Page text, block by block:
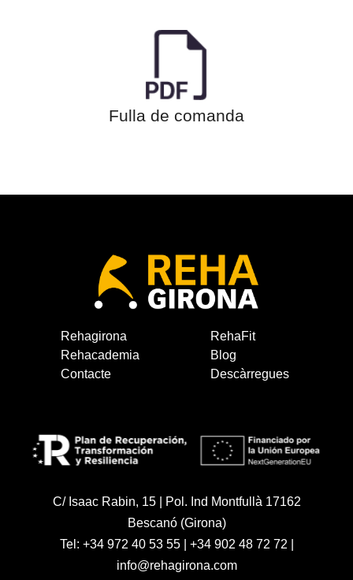
Fulla de comanda
Rehagirona
RehaFit
Rehacademia
Blog
Contacte
Descàrregues
C/ Isaac Rabin, 15 | Pol. Ind Montfullà 17162
Bescanó (Girona)
Tel: +34 972 40 53 55| +34 902 48 72 72
info@rehagirona.com